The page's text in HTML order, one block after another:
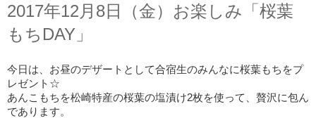
2017年12月8日（金）お楽しみ「桜葉
もちDAY」
今日は、お昼のデザートとして合宿生のみんなに桜葉もちをプ
レゼント☆
あんこもちを松崎特産の桜葉の塩漬け2枚を使って、贅沢に包ん
であります。